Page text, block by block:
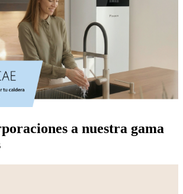
a nuestra gama